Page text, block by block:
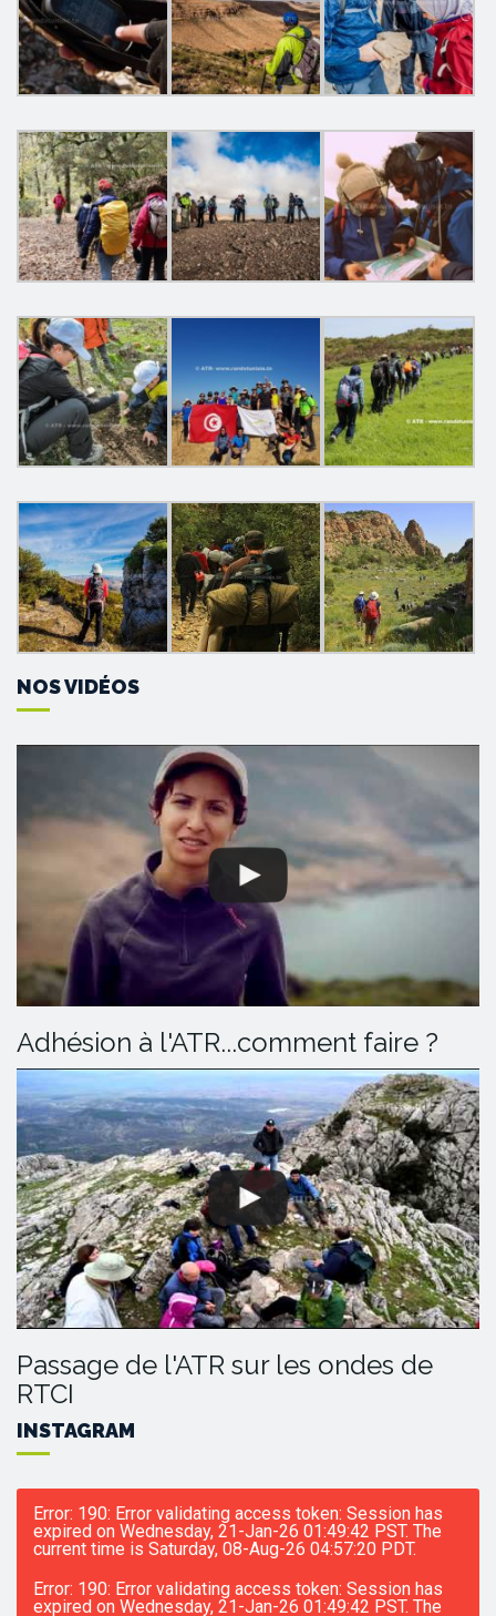
NOS VIDÉOS
Adhésion à l'ATR...comment faire ?
Passage de l'ATR sur les ondes de
RTCI
INSTAGRAM
Error: 190: Error validating access token: Session has
expired on Wednesday, 21-Jan-26 01:49:42 PST. The
current time is Saturday, 08-Aug-26 04:57:20 PDT.
Error: 190: Error validating access token: Session has
expired on Wednesday, 21-Jan-26 01:49:42 PST. The